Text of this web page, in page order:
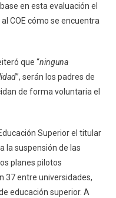
en esta evaluación el
COE cómo se encuentra
que “ninguna
”, serán los padres de
de forma voluntaria el
Superior el titular
la suspensión de las
planes pilotos
37 entre universidades,
educación superior. A